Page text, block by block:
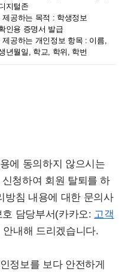
지털존
제공하는 목적 : 학생정보
인용 증명서 발급
제공하는 개인정보 항목 : 이름,
년월일, 학교, 학위, 학번
에 동의하지 않으시는
신청하여 회원 탈퇴를 하
방침 내용에 대한 문의사
담당부서(카카오: 고객
내해 드리겠습니다.
정보를 보다 안전하게